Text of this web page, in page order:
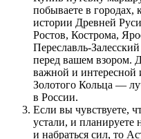
побываете в
истории Древней
Ростов, Кострома,
Переславль-
перед вашем взором.
важной и
Золотого Кольца —
в России.
Если вы чувствуете,
устали, и планируете
и набраться сил, то